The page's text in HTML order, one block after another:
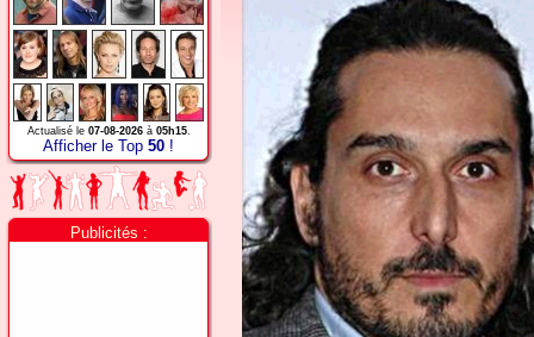
Actualisé le 07-08-2026à 05h15.
Afficher le Top 50 !
Publicités :